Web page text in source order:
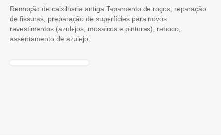
Remoção de caixilharia antiga.Tapamento de roços, reparação
de fissuras, preparação de superfícies para novos
revestimentos (azulejos, mosaicos e pinturas), reboco,
assentamento de azulejo.